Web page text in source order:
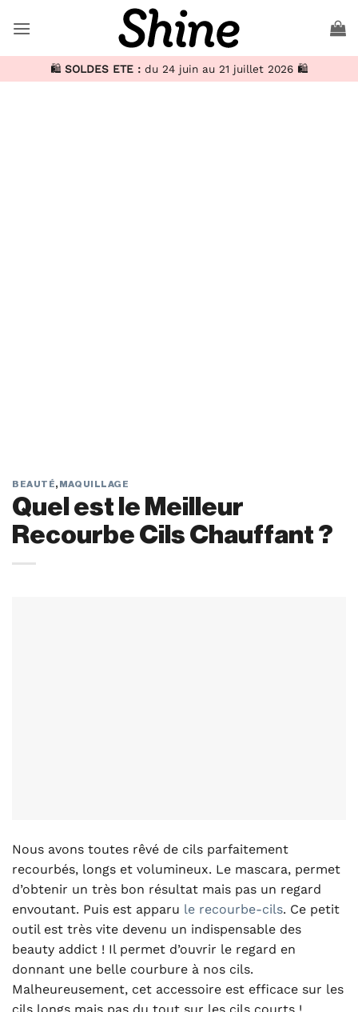
🛍️ SOLDES ETE : du 24 juin au 21 juillet 2026 🛍️
BEAUTÉ, MAQUILLAGE
Quel est le Meilleur
Recourbe Cils Chauffant ?
Nous avons toutes rêvé de cils parfaitement
recourbés, longs et volumineux. Le mascara, permet
d’obtenir un très bon résultat mais pas un regard
envoutant. Puis est apparu le recourbe-cils. Ce petit
outil est très vite devenu un indispensable des
beauty addict ! Il permet d’ouvrir le regard en
donnant une belle courbure à nos cils.
Malheureusement, cet accessoire est efficace sur les
cils longs mais pas du tout sur les cils courts !